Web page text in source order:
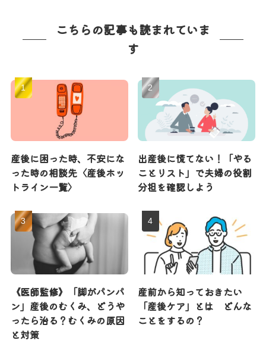
こちらの記事も読まれていま
す
産後に困った時、不安にな
った時の相談先〈産後ホッ
トライン一覧〉
出産後に慌てない！「やる
ことリスト」で夫婦の役割
分担を確認しよう
《医師監修》「脚がパンパ
ン」産後のむくみ、どうや
ったら治る？むくみの原因
と対策
産前から知っておきたい
「産後ケア」とは どんな
ことをするの？